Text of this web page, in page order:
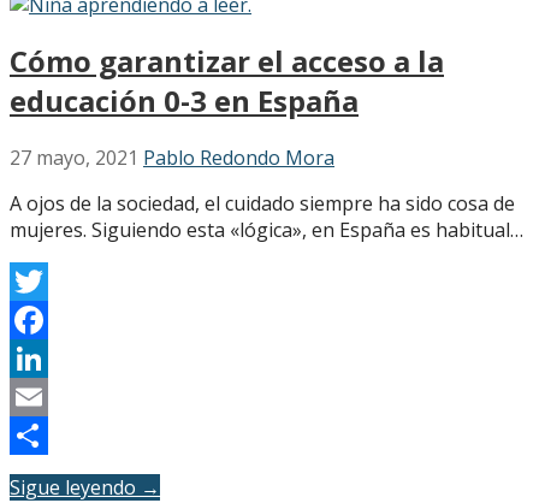
Cómo garantizar el acceso a la
educación 0-3 en España
27 mayo, 2021 Pablo Redondo Mora
A ojos de la sociedad, el cuidado siempre ha sido cosa de
mujeres. Siguiendo esta «lógica», en España es habitual…
Twitter
Facebook
LinkedIn
Email
Compartir
Sigue leyendo →